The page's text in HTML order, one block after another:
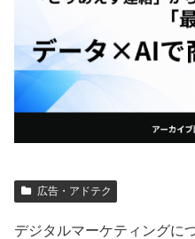
広告・アドテク
デジタルマーケティングに